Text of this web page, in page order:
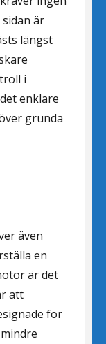
är
längst
i
enklare
grunda
även
en
är det
att
för